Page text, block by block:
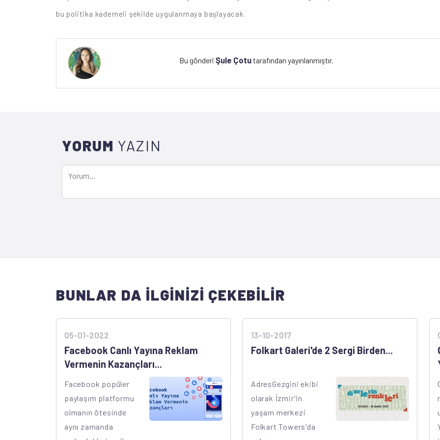
bu politika kademeli şekilde uygulanmaya başlayacak.
Bu gönderi Şule Çotutarafından yayınlanmıştır.
YORUM YAZIN
BUNLAR DA İLGİNİZİ ÇEKEBİLİR
05-01-2022
Facebook Canlı Yayına Reklam
Vermenin Kazançları...
Facebook popüler
paylaşım platformu
olmanın ötesinde
aynı zamanda
13-10-2017
Folkart Galeri'de 2 Sergi Birden...
AdresGezgini ekibi
olarak İzmir'in
yaşam merkezi
Folkart Towers'da